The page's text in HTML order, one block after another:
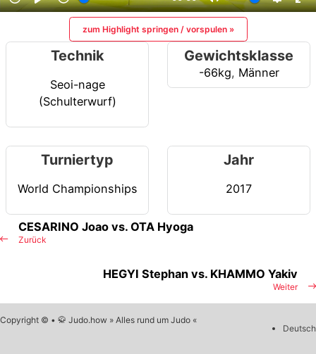
zum Highlight springen / vorspulen »
Technik
Seoi-nage
(Schulterwurf)
Gewichtsklasse
-66kg, Männer
Turniertyp
World Championships
Jahr
2017
Zurück
CESARINO Joao vs. OTA Hyoga
Weiter
HEGYI Stephan vs. KHAMMO Yakiv
Copyright © • 🥋 Judo.how » Alles rund um Judo «
Deutsch